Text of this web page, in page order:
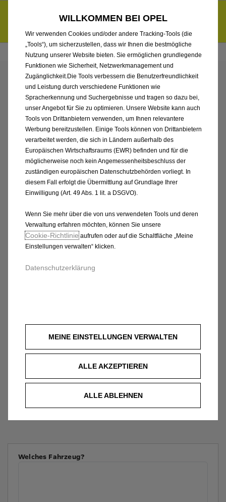
6.000 € staatliche Förderungsprämie für E-Autos und Plug-in-
Hybride. Mehr erfahren >>
ENTDECKEN SIE ALLE
ASTRA NEUWAGEN MIT
BENZIN / MILD-HYBRID
ANTRIEB VON ERNST
DELLO GMBH & CO. KG,
EPPENDORF
Welches Fahrzeug?
WILLKOMMEN BEI OPEL
Wir verwenden Cookies und/oder andere Tracking-Tools (die
„Tools“), um sicherzustellen, dass wir Ihnen die bestmögliche
Nutzung unserer Website bieten. Sie ermöglichen grundlegende
Funktionen wie Sicherheit, Netzwerkmanagement und
Zugänglichkeit.Die Tools verbessern die Benutzerfreundlichkeit
und Leistung durch verschiedene Funktionen wie
Spracherkennung und Suchergebnisse und tragen so dazu bei,
unser Angebot für Sie zu optimieren. Unsere Website kann auch
Tools von Drittanbietern verwenden, um Ihnen relevantere
Werbung bereitzustellen. Einige Tools können von Drittanbietern
verarbeitet werden, die sich in Ländern außerhalb des
Europäischen Wirtschaftsraums (EWR) befinden und für die
möglicherweise noch kein Angemessenheitsbeschluss der
zuständigen europäischen Datenschutzbehörden vorliegt. In
diesem Fall erfolgt die Übermittlung auf Grundlage Ihrer
Einwilligung (Art. 49 Abs. 1 lit. a DSGVO).
Wenn Sie mehr über die von uns verwendeten Tools und deren
Verwaltung erfahren möchten, können Sie unsere
Cookie‑Richtlinieaufrufen oder auf die Schaltfläche „Meine
Einstellungen verwalten“ klicken.
Datenschutzerklärung
MEINE EINSTELLUNGEN VERWALTEN
ALLE AKZEPTIEREN
ALLE ABLEHNEN